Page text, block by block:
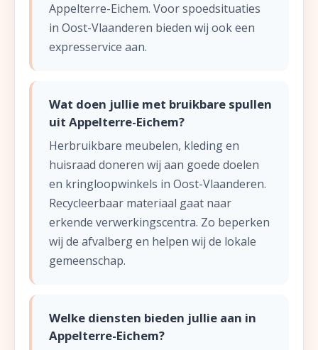
Appelterre-Eichem. Voor spoedsituaties
in Oost-Vlaanderen bieden wij ook een
expresservice aan.
Wat doen jullie met bruikbare spullen
uit Appelterre-Eichem?
Herbruikbare meubelen, kleding en
huisraad doneren wij aan goede doelen
en kringloopwinkels in Oost-Vlaanderen.
Recycleerbaar materiaal gaat naar
erkende verwerkingscentra. Zo beperken
wij de afvalberg en helpen wij de lokale
gemeenschap.
Welke diensten bieden jullie aan in
Appelterre-Eichem?